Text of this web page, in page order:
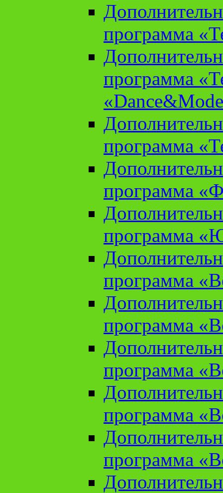
программа
программа
программа
программа
программа
программа
программа
программа
программа
программа